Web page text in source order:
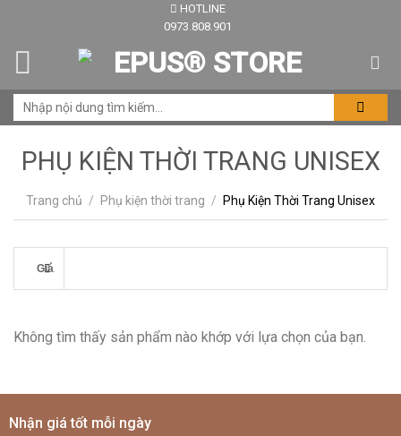
content
HOTLINE
0973.808.901
PHỤ KIỆN THỜI TRANG UNISEX
Trang chủ / Phụ kiện thời trang / Phụ Kiện Thời Trang Unisex
Giá
Không tìm thấy sản phẩm nào khớp với lựa chọn của bạn.
Nhận giá tốt mỗi ngày